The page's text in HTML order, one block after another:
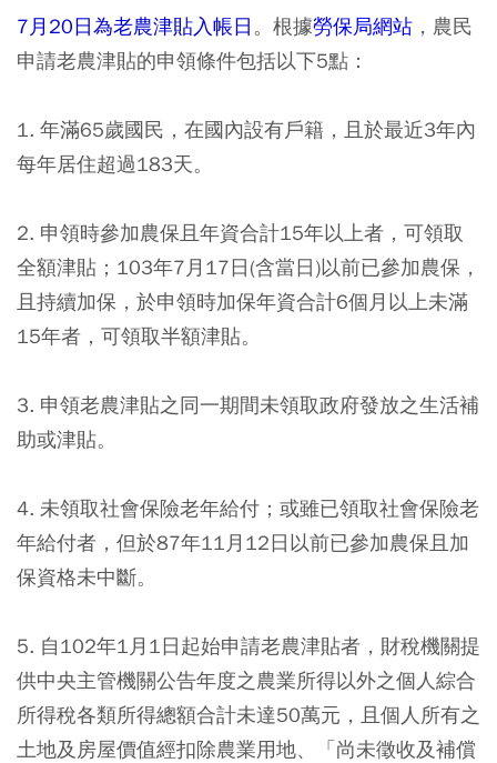
7月20日為老農津貼入帳日。根據勞保局網站 ，農民
申請老農津貼的申領條件包括以下5點：
1. 年滿65歲國民，在國內設有戶籍，且於最近3年內
每年居住超過183天。
2. 申領時參加農保且年資合計15年以上者，可領取
全額津貼；103年7月17日(含當日)以前已參加農保，
且持續加保，於申領時加保年資合計6個月以上未滿
15年者，可領取半額津貼。
3. 申領老農津貼之同一期間未領取政府發放之生活補
助或津貼。
4. 未領取社會保險老年給付；或雖已領取社會保險老
年給付者，但於87年11月12日以前已參加農保且加
保資格未中斷。
5. 自102年1月1日起始申請老農津貼者，財稅機關提
供中央主管機關公告年度之農業所得以外之個人綜合
所得稅各類所得總額合計未達50萬元，且個人所有之
土地及房屋價值經扣除農業用地、「尚未徵收及補償